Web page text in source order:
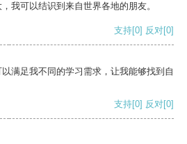
我可以结识到来自世界各地的朋友。
支持[0] 反对[0]
满足我不同的学习需求，让我能够找到自
支持[0] 反对[0]